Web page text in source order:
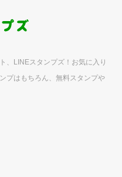
、LINEスタンプズ！お気に入り
プはもちろん、無料スタンプや